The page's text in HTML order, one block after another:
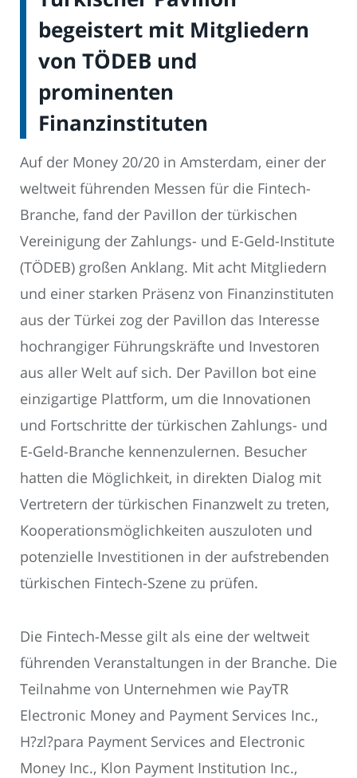
begeistert mit Mitgliedern
von TÖDEB und
prominenten
Finanzinstituten
Auf der Money 20/20 in Amsterdam, einer der
weltweit führenden Messen für die Fintech-
Branche, fand der Pavillon der türkischen
Vereinigung der Zahlungs- und E-Geld-Institute
(TÖDEB) großen Anklang. Mit acht Mitgliedern
und einer starken Präsenz von Finanzinstituten
aus der Türkei zog der Pavillon das Interesse
hochrangiger Führungskräfte und Investoren
aus aller Welt auf sich. Der Pavillon bot eine
einzigartige Plattform, um die Innovationen
und Fortschritte der türkischen Zahlungs- und
E-Geld-Branche kennenzulernen. Besucher
hatten die Möglichkeit, in direkten Dialog mit
Vertretern der türkischen Finanzwelt zu treten,
Kooperationsmöglichkeiten auszuloten und
potenzielle Investitionen in der aufstrebenden
türkischen Fintech-Szene zu prüfen.
Die Fintech-Messe gilt als eine der weltweit
führenden Veranstaltungen in der Branche. Die
Teilnahme von Unternehmen wie PayTR
Electronic Money and Payment Services Inc.,
H?zl?para Payment Services and Electronic
Money Inc., Klon Payment Institution Inc.,